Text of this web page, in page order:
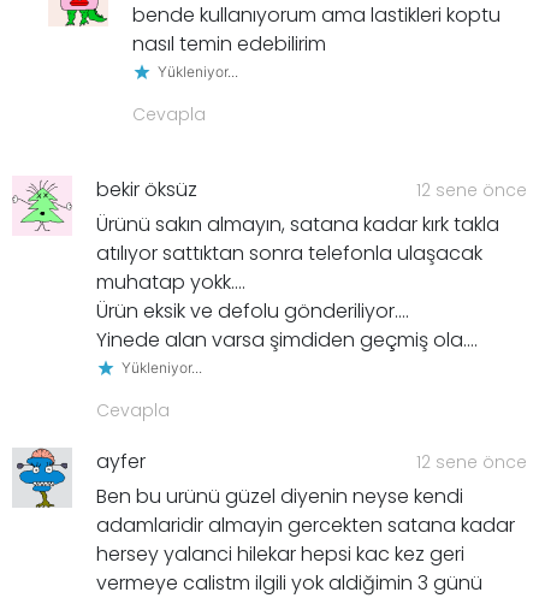
bende kullanıyorum ama lastikleri koptu
nasıl temin edebilirim
Yükleniyor...
Cevapla
bekir öksüz 12 sene önce
Ürünü sakın almayın, satana kadar kırk takla
atılıyor sattıktan sonra telefonla ulaşacak
muhatap yokk….
Ürün eksik ve defolu gönderiliyor….
Yinede alan varsa şimdiden geçmiş ola….
Yükleniyor...
Cevapla
ayfer 12 sene önce
Ben bu urünü güzel diyenin neyse kendi
adamlaridir almayin gercekten satana kadar
hersey yalanci hilekar hepsi kac kez geri
vermeye calistm ilgili yok aldiğimin 3 günü